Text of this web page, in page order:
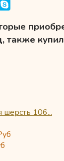
также
шерсть 106...